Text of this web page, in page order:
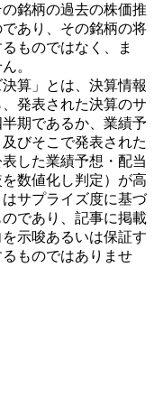
銘柄の過去の株価推
あり、その銘柄の将
ものではなく、ま
。
算」とは、決算情報
発表された決算のサ
期であるか、業績予
びそこで発表された
した業績予想・配当
数値化し判定）が高
サプライズ度に基づ
であり、記事に掲載
示唆あるいは保証す
ものではありませ